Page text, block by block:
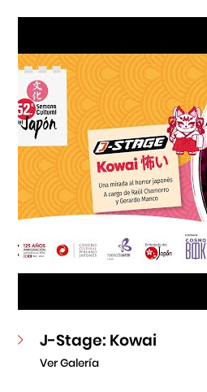
Museo de la Inmigración
Fondo Editorial
Teatro Peruano Japonés
J-Stage: Kowai
Ver Galería